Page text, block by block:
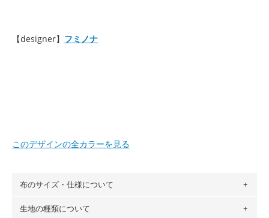
【designer】 フミノナ
このデザインの全カラーを見る
布のサイズ・仕様について
布の長さは50cm単位での販売になります。
生地の種類について